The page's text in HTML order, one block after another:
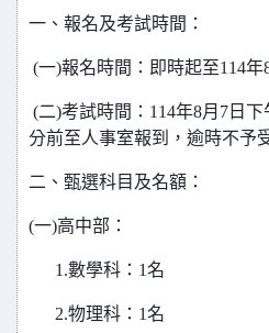
一、報名及考試時間：
(一)報名時間：即時起至114年
(二)考試時間：114年8月7日
分前至人事室報到，逾時不予
二、甄選科目及名額：
(一)高中部：
1.數學科：1名
2.物理科：1名